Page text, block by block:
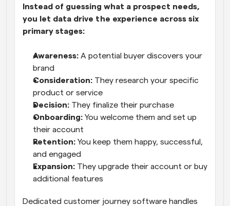
Instead of guessing what a prospect needs,
you let data drive the experience across six
primary stages:
Awareness: A potential buyer discovers your
brand
Consideration: They research your specific
product or service
Decision: They finalize their purchase
Onboarding: You welcome them and set up
their account
Retention: You keep them happy, successful,
and engaged
Expansion: They upgrade their account or buy
additional features
Dedicated customer journey software handles